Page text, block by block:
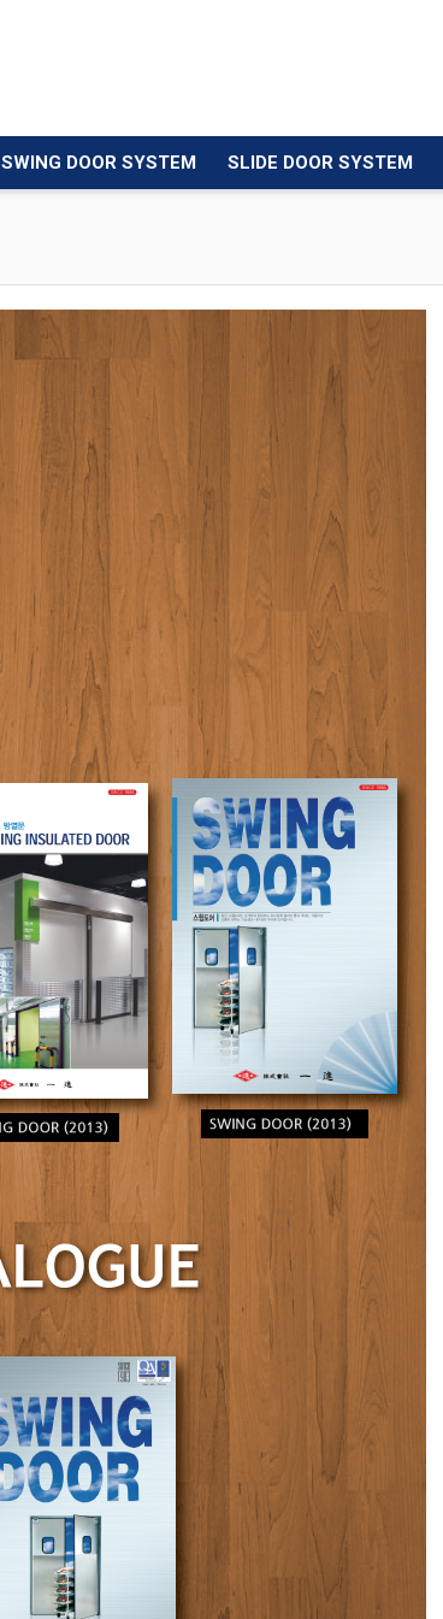
SWING DOOR SYSTEM SLIDE DOOR SYSTEM